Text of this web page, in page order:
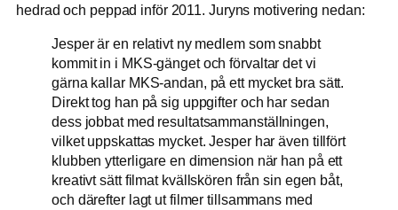
hedrad och peppad inför 2011. Juryns motivering nedan:
Jesper är en relativt ny medlem som snabbt
kommit in i MKS-gänget och förvaltar det vi
gärna kallar MKS-andan, på ett mycket bra sätt.
Direkt tog han på sig uppgifter och har sedan
dess jobbat med resultatsammanställningen,
vilket uppskattas mycket. Jesper har även tillfört
klubben ytterligare en dimension när han på ett
kreativt sätt filmat kvällskören från sin egen båt,
och därefter lagt ut filmer tillsammans med